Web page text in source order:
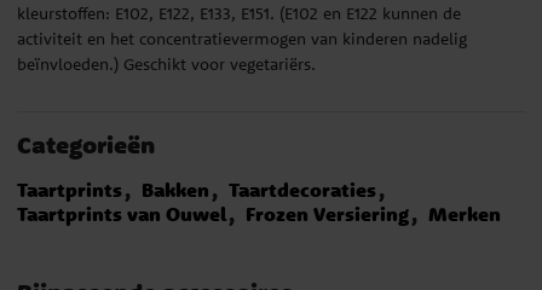
kleurstoffen: E102, E122, E133, E151. (E102 en E122 kunnen de
activiteit en het concentratievermogen van kinderen nadelig
beïnvloeden.) Geschikt voor vegetariërs.
Categorieën
Taartprints Bakken
Taartdecoraties
Taartprints van Ouwel
Frozen Versiering Merken